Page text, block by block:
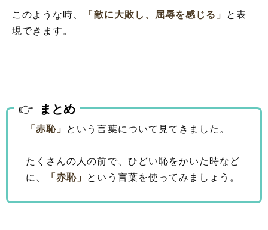
このような時、 「敵に大敗し、屈辱を感じる」 と表
現できます。
まとめ
「赤恥」 という言葉について見てきました。
たくさんの人の前で、ひどい恥をかいた時など
に、
「赤恥」 という言葉を使ってみましょう。